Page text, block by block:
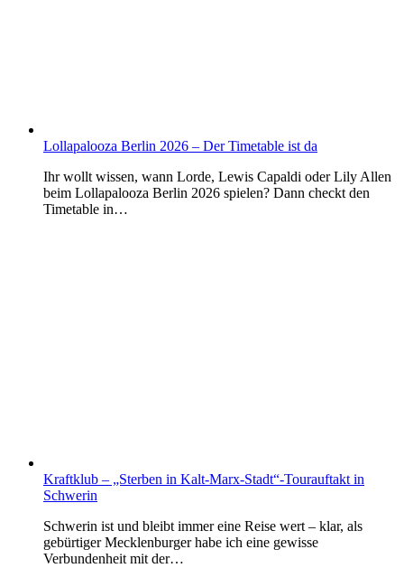
Lollapalooza Berlin 2026 – Der Timetable ist da
Ihr wollt wissen, wann Lorde, Lewis Capaldi oder Lily Allen
beim Lollapalooza Berlin 2026 spielen? Dann checkt den
Timetable in…
Kraftklub – „Sterben in Kalt-Marx-Stadt“-Tourauftakt in
Schwerin
Schwerin ist und bleibt immer eine Reise wert – klar, als
gebürtiger Mecklenburger habe ich eine gewisse
Verbundenheit mit der…